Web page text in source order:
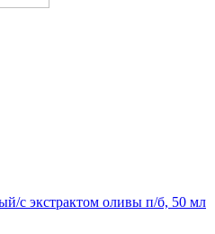
с экстрактом оливы п/б, 50 мл